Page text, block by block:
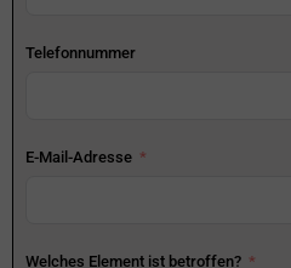
Telefonnummer
E-Mail-Adresse
Welches Element ist betroffen?